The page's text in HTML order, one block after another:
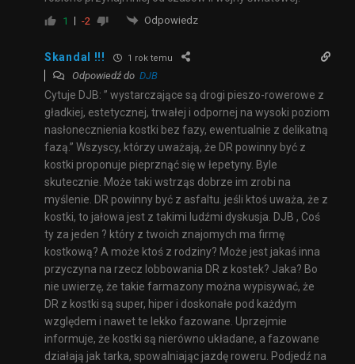
1 -2 Odpowiedz
Skandal !!! 1 rok temu
Odpowiedź do DJB
Cytuje DJB: ” wystarczające są drogi pieszo-rowerowe z
gładkiej, estetycznej, trwałej i odpornej na wysoki poziom
nasłonecznienia kostki bez fazy, ewentualnie z delikatną
fazą.” Wszyscy, którzy uważają, że DR powinny być z
kostki proponuje pieprznąć się w łepetyny. Byle
skutecznie. Może taki wstrząs dobrze im zrobi na
myślenie. DR powinny być z asfaltu. jeśli ktoś uważa, że z
kostki, to jałowa jest z takimi ludźmi dyskusja. DJB , Coś
ty za jeden ? który z twoich znajomych ma firmę
kostkową? A może ktoś z rodziny? Może jest jakaś inna
przyczyna na rzecz lobbowania DR z kostek? Jaka? Bo
nie uwierzę, że takie farmazony można wypisywać, że
DR z kostki są super, hiper i doskonałe pod każdym
względem i nawet te lekko fazowane. Uprzejmie
informuje, że kostki są nierówno układane, a fazowane
działają jak tarka, spowalniając jazdę roweru. Podjedź na